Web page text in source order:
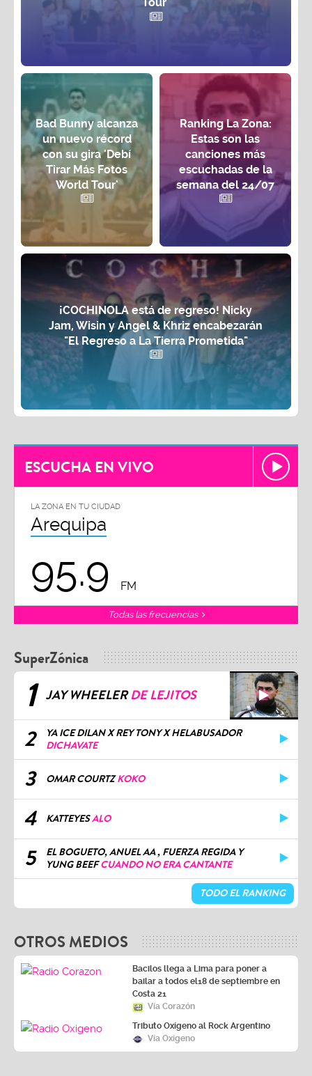
Bad Bunny alcanza
un nuevo récord
con su gira 'Debí
Tirar Más Fotos
World Tour'
Ranking La Zona:
Estas son las
canciones más
escuchadas de la
semana del 24/07
¡COCHINOLA está de regreso! Nicky
Jam, Wisin y Angel & Khriz encabezarán
"El Regreso a La Tierra Prometida"
ESCUCHA EN VIVO
LA ZONA EN TU CIUDAD
Arequipa
95.9 FM
Todas las frecuencias
SuperZónica
1 JAY WHEELERDE LEJITOS
2
YA ICE DILAN X REY TONY X HELABUSADOR
DICHAVATE
3 OMAR COURTZKOKO
4 KATTEYESALO
5
EL BOGUETO, ANUEL AA , FUERZA REGIDA Y
YUNG BEEFCUANDO NO ERA CANTANTE
TODO EL RANKING
OTROS MEDIOS
Bacilos llega a Lima para poner a
bailar a todos el18 de septiembre en
Costa 21
Vía Corazón
Tributo Oxígeno al Rock Argentino
Vía Oxígeno